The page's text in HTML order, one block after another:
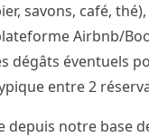
savons, café,
Airbnb/
dégâts éventuels
entre 2
depuis notre base